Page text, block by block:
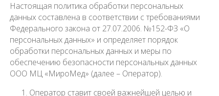
Настоящая политика обработки персональных
данных составлена в соответствии с требованиями
Федерального закона от 27.07.2006. №152-ФЗ «О
персональных данных» и определяет порядок
обработки персональных данных и меры по
обеспечению безопасности персональных данных
ООО МЦ «МироМед» (далее – Оператор).
Оператор ставит своей важнейшей целью и